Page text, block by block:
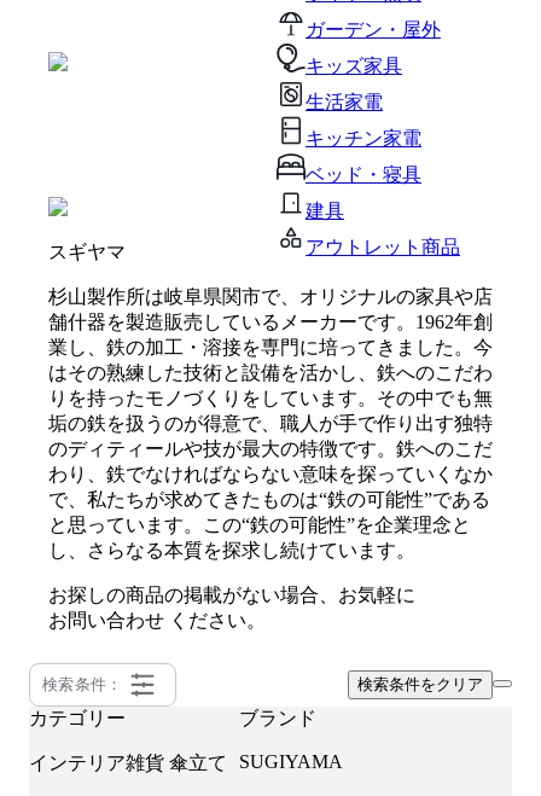
ガーデン・屋外
キッズ家具
生活家電
キッチン家電
ベッド・寝具
建具
アウトレット商品
スギヤマ
杉山製作所は岐阜県関市で、オリジナルの家具や店
舗什器を製造販売しているメーカーです。1962年創
業し、鉄の加工・溶接を専門に培ってきました。今
はその熟練した技術と設備を活かし、鉄へのこだわ
りを持ったモノづくりをしています。その中でも無
垢の鉄を扱うのが得意で、職人が手で作り出す独特
のディティールや技が最大の特徴です。鉄へのこだ
わり、鉄でなければならない意味を探っていくなか
で、私たちが求めてきたものは“鉄の可能性”である
と思っています。この“鉄の可能性”を企業理念と
し、さらなる本質を探求し続けています。
お探しの商品の掲載がない場合、お気軽に
お問い合わせ ください。
検索条件： 検索条件をクリア
カテゴリー
インテリア雑貨 傘立て
ブランド
SUGIYAMA